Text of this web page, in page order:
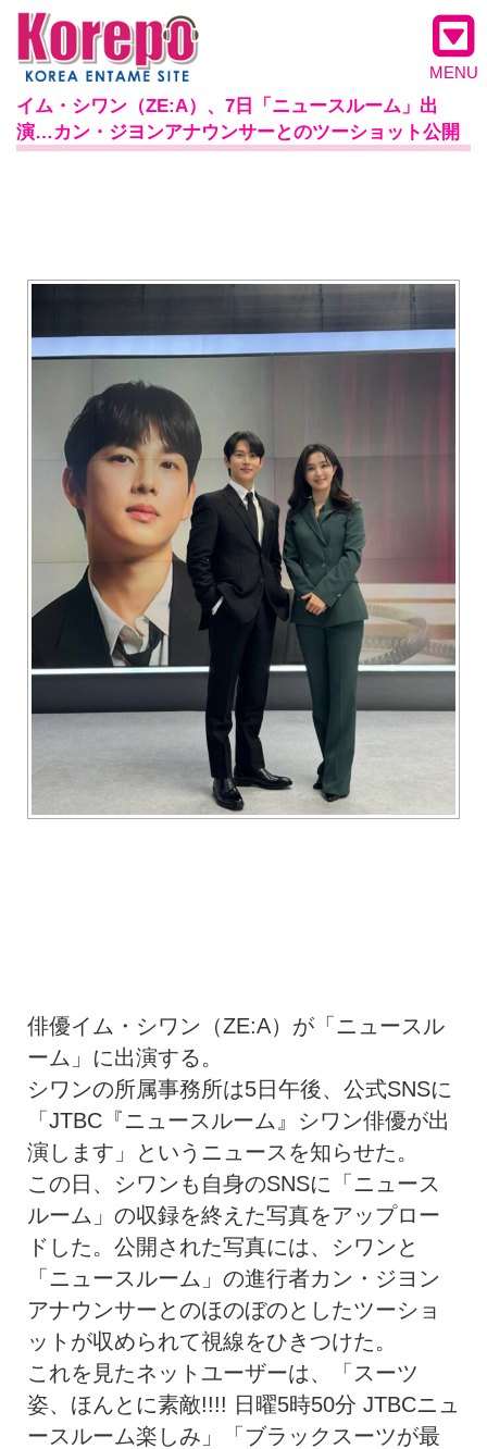
MENU
イム・シワン（ZE:A）、7日「ニュースルーム」出
演…カン・ジヨンアナウンサーとのツーショット公開
俳優イム・シワン（ZE:A）が「ニュースル
ーム」に出演する。
シワンの所属事務所は5日午後、公式SNSに
「JTBC『ニュースルーム』シワン俳優が出
演します」というニュースを知らせた。
この日、シワンも自身のSNSに「ニュース
ルーム」の収録を終えた写真をアップロー
ドした。公開された写真には、シワンと
「ニュースルーム」の進行者カン・ジヨン
アナウンサーとのほのぼのとしたツーショ
ットが収められて視線をひきつけた。
これを見たネットユーザーは、「スーツ
姿、ほんとに素敵!!!! 日曜5時50分 JTBCニュ
ースルーム楽しみ」「ブラックスーツが最